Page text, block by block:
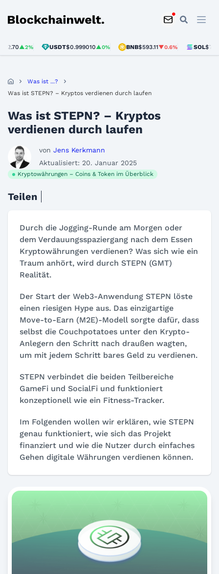
Blockchainwelt
USDT$0.999010▲0% BNB $593.11▼0.6% SOL $73.35
Was ist ...?
Was ist STEPN? – Kryptos verdienen durch laufen
Was ist STEPN? – Kryptos
verdienen durch laufen
von Jens Kerkmann
Aktualisiert: 20. Januar 2025
Kryptowährungen – Coins & Token im Überblick
Teilen
Durch die Jogging-Runde am Morgen oder
dem Verdauungsspaziergang nach dem Essen
Kryptowährungen verdienen? Was sich wie ein
Traum anhört, wird durch STEPN (GMT)
Realität.
Der Start der Web3-Anwendung STEPN löste
einen riesigen Hype aus. Das einzigartige
Move-to-Earn (M2E)-Modell sorgte dafür, dass
selbst die Couchpotatoes unter den Krypto-
Anlegern den Schritt nach draußen wagten,
um mit jedem Schritt bares Geld zu verdienen.
STEPN verbindet die beiden Teilbereiche
GameFi und SocialFi und funktioniert
konzeptionell wie ein Fitness-Tracker.
Im Folgenden wollen wir erklären, wie STEPN
genau funktioniert, wie sich das Projekt
finanziert und wie die Nutzer durch einfaches
Gehen digitale Währungen verdienen können.